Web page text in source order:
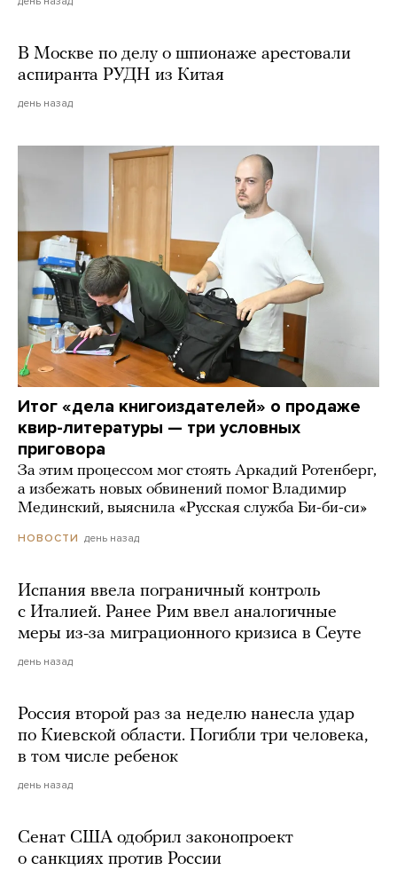
В Москве по делу о шпионаже арестовали
аспиранта РУДН из Китая
день назад
Итог «дела книгоиздателей» о продаже
квир-литературы — три условных
приговора
За этим процессом мог стоять Аркадий Ротенберг,
а избежать новых обвинений помог Владимир
Мединский, выяснила «Русская служба Би-би-си»
НОВОСТИ день назад
Испания ввела пограничный контроль
с Италией. Ранее Рим ввел аналогичные
меры из-за миграционного кризиса в Сеуте
день назад
Россия второй раз за неделю нанесла удар
по Киевской области. Погибли три человека,
в том числе ребенок
день назад
Сенат США одобрил законопроект
о санкциях против России